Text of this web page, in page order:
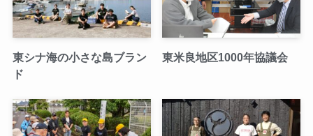
東シナ海の小さな島ブラン
ド
東米良地区1000年協議会